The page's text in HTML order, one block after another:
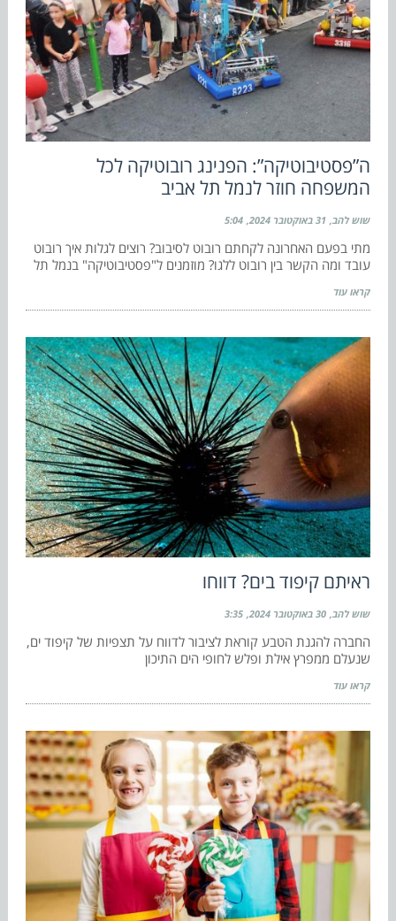
ה”פסטיבוטיקה”: הפנינג רובוטיקה לכל
המשפחה חוזר לנמל תל אביב
שוש להב 31 באוקטובר 2024 5:04
מתי בפעם האחרונה לקחתם רובוט לסיבוב? רוצים לגלות איך רובוט
עובד ומה הקשר בין רובוט ללגו? מוזמנים ל"פסטיבוטיקה" בנמל תל
קראו עוד
ראיתם קיפוד בים? דווחו
שוש להב 30 באוקטובר 2024 3:35
החברה להגנת הטבע קוראת לציבור לדווח על תצפיות של קיפוד ים,
שנעלם ממפרץ אילת ופלש לחופי הים התיכון
קראו עוד